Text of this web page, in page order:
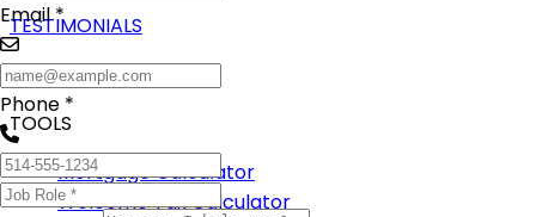
TESTIMONIALS
BLOG
TOOLS
Mortgage Calculator
Welcome Tax Calculator
Email *
Phone *